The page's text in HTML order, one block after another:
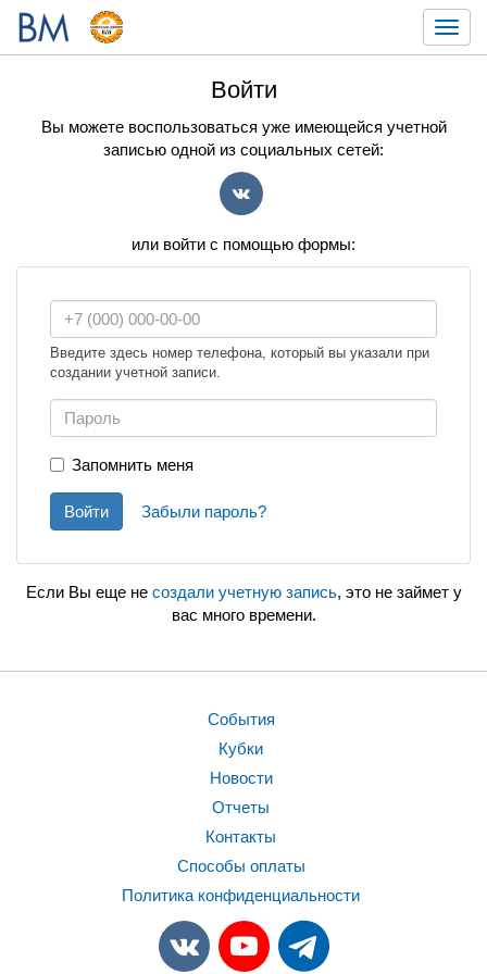
Войти
Вы можете воспользоваться уже имеющейся учетной
записью одной из социальных сетей:
или войти с помощью формы:
Введите здесь номер телефона, который вы указали при
создании учетной записи.
Запомнить меня
Войти Забыли пароль?
Если Вы еще не создали учетную запись, это не займет у
вас много времени.
События
Кубки
Новости
Отчеты
Контакты
Способы оплаты
Политика конфиденциальности